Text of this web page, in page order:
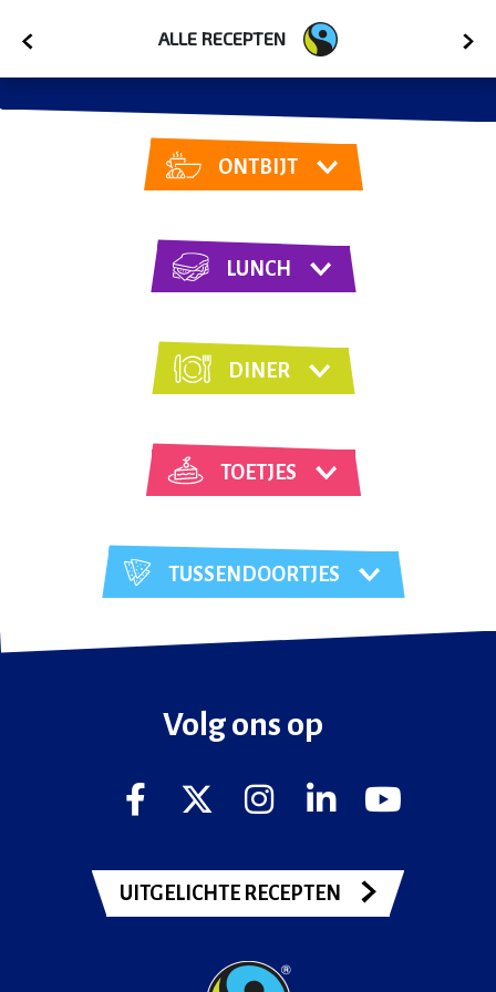
ALLE RECEPTEN
ONTBIJT
LUNCH
DINER
TOETJES
TUSSENDOORTJES
Volg ons op
UITGELICHTE RECEPTEN